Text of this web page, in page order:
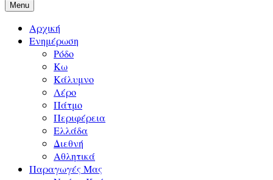
Menu
Αρχική
Ενημέρωση
Ρόδο
Κω
Κάλυμνο
Λέρο
Πάτμο
Περιφέρεια
Ελλάδα
Διεθνή
Αθλητικά
Παραγωγές Μας